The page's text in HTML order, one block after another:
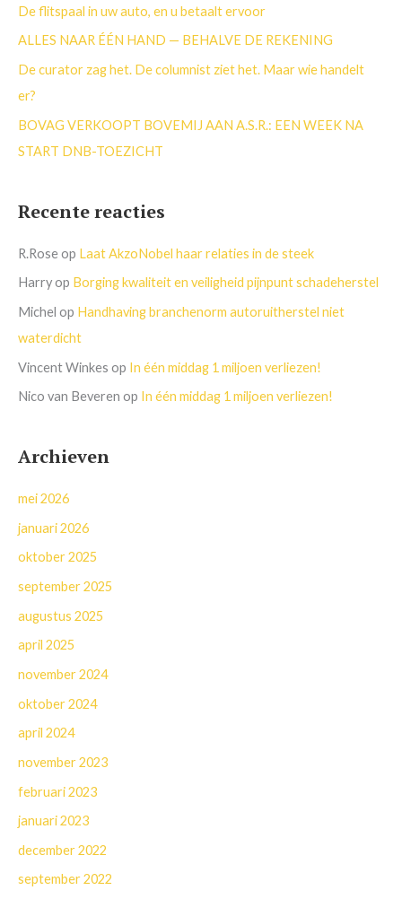
a
r
De flitspaal in uw auto, en u betaalt ervoor
ALLES NAAR ÉÉN HAND — BEHALVE DE REKENING
De curator zag het. De columnist ziet het. Maar wie handelt
er?
BOVAG VERKOOPT BOVEMIJ AAN A.S.R.: EEN WEEK NA
START DNB-TOEZICHT
Recente reacties
R.Roseop Laat AkzoNobel haar relaties in de steek
Harryop Borging kwaliteit en veiligheid pijnpunt schadeherstel
Michel op Handhaving branchenorm autoruitherstel niet
waterdicht
Vincent Winkes op In één middag 1 miljoen verliezen!
Nico van Beveren op In één middag 1 miljoen verliezen!
Archieven
mei 2026
januari 2026
oktober 2025
september 2025
augustus 2025
april 2025
november 2024
oktober 2024
april 2024
november 2023
februari 2023
januari 2023
december 2022
september 2022